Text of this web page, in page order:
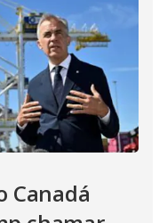
Canadá